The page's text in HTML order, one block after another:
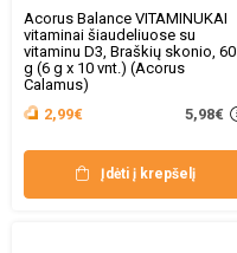
Acorus Balance VITAMINUKAI
vitaminai šiaudeliuose su
vitaminu D3, Braškių skonio, 60
g (6 g x 10 vnt.) (Acorus
Calamus)
2,99€
5,98€
Įdėti į krepšelį